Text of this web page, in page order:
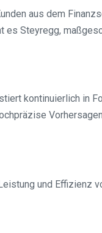
aus dem
es Steyregg,
kontinuierlich in
und Effizienz